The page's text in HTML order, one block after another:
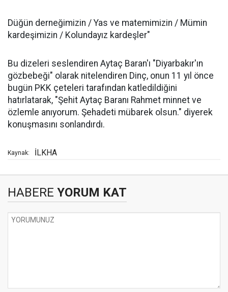
Düğün derneğimizin / Yas ve matemimizin / Mümin
kardeşimizin / Kolundayız kardeşler"
Bu dizeleri seslendiren Aytaç Baran'ı "Diyarbakır'ın
gözbebeği" olarak nitelendiren Dinç, onun 11 yıl önce
bugün PKK çeteleri tarafından katledildiğini
hatırlatarak, "Şehit Aytaç Baranı Rahmet minnet ve
özlemle anıyorum. Şehadeti mübarek olsun." diyerek
konuşmasını sonlandırdı.
Kaynak: İLKHA
HABERE YORUM KAT